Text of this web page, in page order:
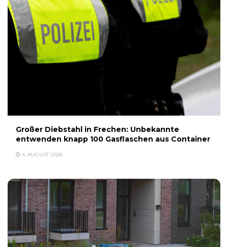
Großer Diebstahl in Frechen: Unbekannte
entwenden knapp 100 Gasflaschen aus Container
4. AUGUST 2026